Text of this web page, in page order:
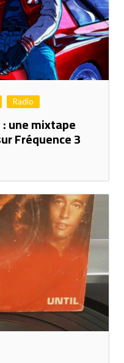
Radio
une mixtape
Fréquence 3